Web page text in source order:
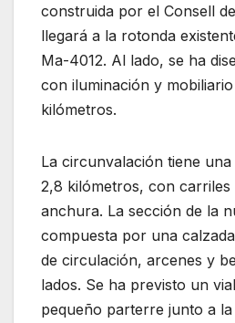
construida por el Consell
llegará a la rotonda
Ma-4012. Al lado, se ha
con iluminación y
kilómetros.
La circunvalación tiene
2,8 kilómetros, con carriles
anchura. La sección de la
compuesta por una
de circulación, arcenes y
lados. Se ha previsto un
pequeño parterre junto a